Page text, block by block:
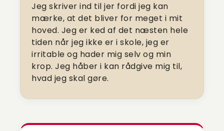
Jeg skriver ind til jer fordi jeg kan
mærke, at det bliver for meget i mit
hoved. Jeg er ked af det næsten hele
tiden når jeg ikke er i skole, jeg er
irritable og hader mig selv og min
krop. Jeg håber i kan rådgive mig til,
hvad jeg skal gøre.